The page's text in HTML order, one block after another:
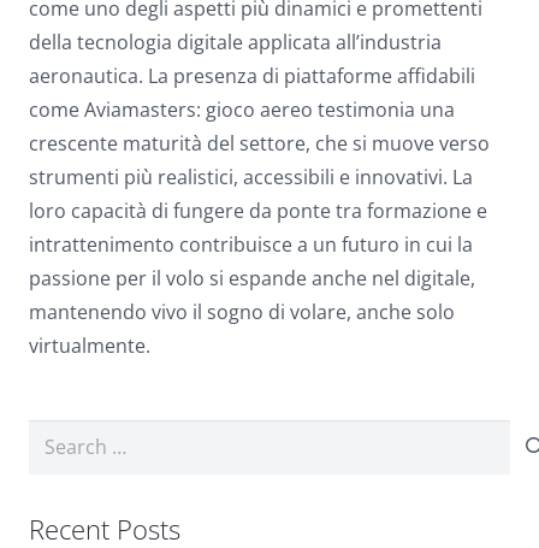
come uno degli aspetti più dinamici e promettenti
della tecnologia digitale applicata all’industria
aeronautica. La presenza di piattaforme affidabili
come Aviamasters: gioco aereo testimonia una
crescente maturità del settore, che si muove verso
strumenti più realistici, accessibili e innovativi. La
loro capacità di fungere da ponte tra formazione e
intrattenimento contribuisce a un futuro in cui la
passione per il volo si espande anche nel digitale,
mantenendo vivo il sogno di volare, anche solo
virtualmente.
Search
Recent Posts